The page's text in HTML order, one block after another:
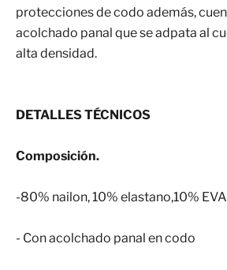
protecciones de codo además,
acolchado panal que se adpata al
alta densidad.
DETALLES TÉCNICOS
Composición.
-80% nailon, 10% elastano,10% EVA
- Con acolchado panal en codo